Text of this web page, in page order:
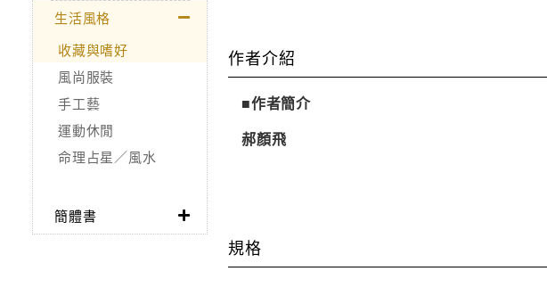
生活風格
收藏與嗜好
風尚服裝
手工藝
運動休閒
命理占星／風水
簡體書
作者介紹
■作者簡介
郝顏飛
規格